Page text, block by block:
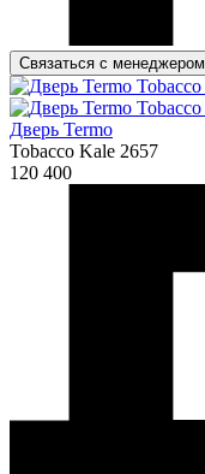
Связаться с менеджером
Дверь Termo
Tobacco Kale 2657
120 400